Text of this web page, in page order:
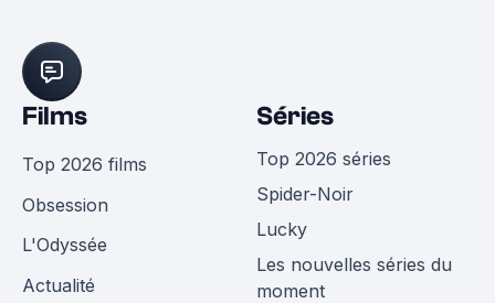
Films
Top 2026 films
Obsession
L'Odyssée
Actualité
Séries
Top 2026 séries
Spider-Noir
Lucky
Les nouvelles séries du
moment